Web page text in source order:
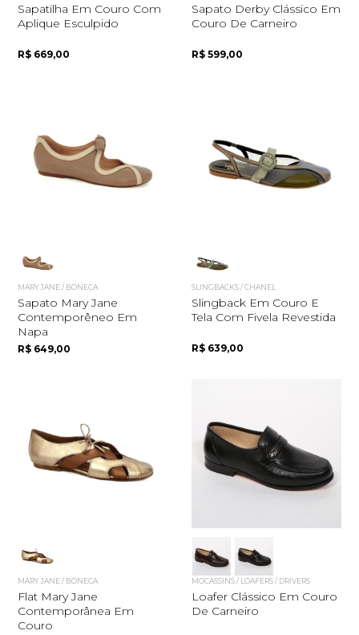
Sapatilha Em Couro Com
Aplique Esculpido
R$ 669,00
Sapato Derby Clássico Em
Couro De Carneiro
R$ 599,00
MARY JANE / BONECA
Sapato Mary Jane
Contemporêneo Em
Napa
R$ 649,00
SLINGBACKS / CHANEL
Slingback Em Couro E
Tela Com Fivela Revestida
R$ 639,00
MARY JANE / BONECA
Flat Mary Jane
Contemporânea Em
Couro
MOCASSINS / LOAFERS / DRIVERS
Loafer Clássico Em Couro
De Carneiro